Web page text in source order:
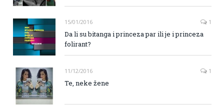
15/01/2016 1
Da li su bitanga i princeza par ili je i princeza
folirant?
11/12/2016 1
Te, neke žene